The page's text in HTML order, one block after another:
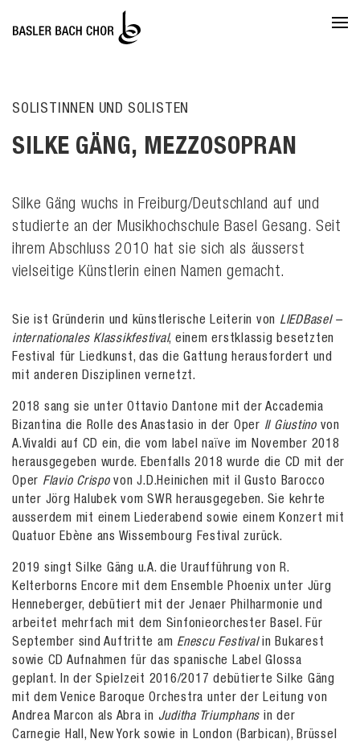
SOLISTINNEN UND SOLISTEN
SILKE GÄNG, MEZZOSOPRAN
Silke Gäng wuchs in Freiburg/Deutschland auf und
studierte an der Musikhochschule Basel Gesang. Seit
ihrem Abschluss 2010 hat sie sich als äusserst
vielseitige Künstlerin einen Namen gemacht.
Sie ist Gründerin und künstlerische Leiterin von LIEDBasel –
internationales Klassikfestival, einem erstklassig besetzten
Festival für Liedkunst, das die Gattung herausfordert und
mit anderen Disziplinen vernetzt.
2018 sang sie unter Ottavio Dantone mit der Accademia
Bizantina die Rolle des Anastasio in der Oper Il Giustinovon
A.Vivaldi auf CD ein, die vom label naïve im November 2018
herausgegeben wurde. Ebenfalls 2018 wurde die CD mit der
Oper Flavio Crispovon J.D.Heinichen mit il Gusto Barocco
unter Jörg Halubek vom SWR herausgegeben. Sie kehrte
ausserdem mit einem Liederabend sowie einem Konzert mit
Quatuor Ebène ans Wissembourg Festival zurück.
2019 singt Silke Gäng u.A. die Uraufführung von R.
Kelterborns Encore mit dem Ensemble Phoenix unter Jürg
Henneberger, debütiert mit der Jenaer Philharmonie und
arbeitet mehrfach mit dem Sinfonieorchester Basel. Für
September sind Auftritte am Enescu Festivalin Bukarest
sowie CD Aufnahmen für das spanische Label Glossa
geplant. In der Spielzeit 2016/2017 debütierte Silke Gäng
mit dem Venice Baroque Orchestra unter der Leitung von
Andrea Marcon als Abra in Juditha Triumphans in der
Carnegie Hall, New York sowie in London (Barbican), Brüssel